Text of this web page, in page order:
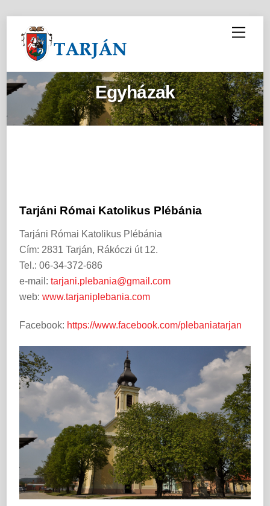
M
e
Egyházak
Tarjáni Római Katolikus Plébánia
Tarjáni Római Katolikus Plébánia
Cím: 2831 Tarján, Rákóczi út 12.
Tel.: 06-34-372-686
e-mail:tarjani.plebania@gmail.com
web:www.tarjaniplebania.com
Facebook: https://www.facebook.com/plebaniatarjan